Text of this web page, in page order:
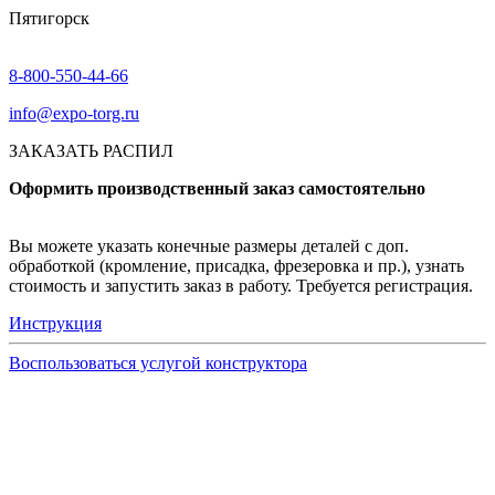
Пятигорск
8-800-550-44-66
info@expo-torg.ru
ЗАКАЗАТЬ РАСПИЛ
Оформить производственный заказ самостоятельно
Вы можете указать конечные размеры деталей с доп.
обработкой (кромление, присадка, фрезеровка и пр.), узнать
стоимость и запустить заказ в работу. Требуется регистрация.
Инструкция
Воспользоваться услугой конструктора